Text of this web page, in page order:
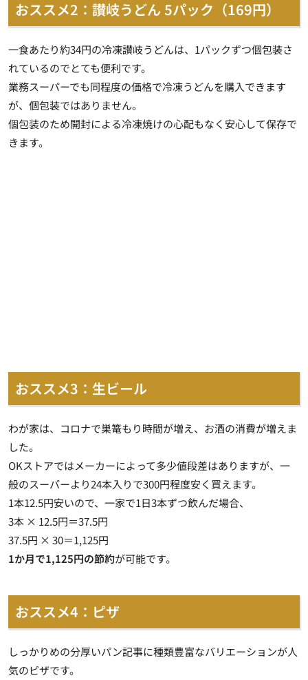
おススメ2：讃岐うどん 5パック（169円）
一食あたり約34円の冷凍讃岐うどんは、1パックずつ個包装さ
れているのでとても便利です。
業務スーパーでも同程度の価格で冷凍うどんを購入できます
が、個包装ではありません。
個包装のため開封による冷凍焼けの心配もなく安心して保存で
きます。
おススメ3：生ビール
わが家は、コロナで巣篭もり時間が増え、お酒の消費が増えま
した。
OKストアではメーカーによって多少値段差はありますが、一
般のスーパーより24本入りで300円程度安く買えます。
1本12.5円安いので、一家で1日3本ずつ飲んだ場合、
3本 × 12.5円＝37.5円
37.5円 × 30＝1,125円
1か月で1,125円の節約が可能です。
おススメ4：ピザ
しっかりめの分厚いパン記事に種類豊富なバリエーションが人
気のピザです。